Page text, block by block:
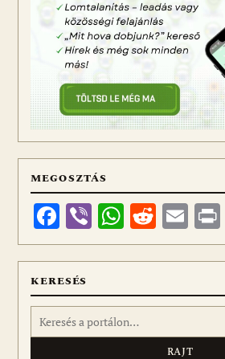
MEGOSZTÁS
Facebook
Viber
KERESÉS
Keresés: